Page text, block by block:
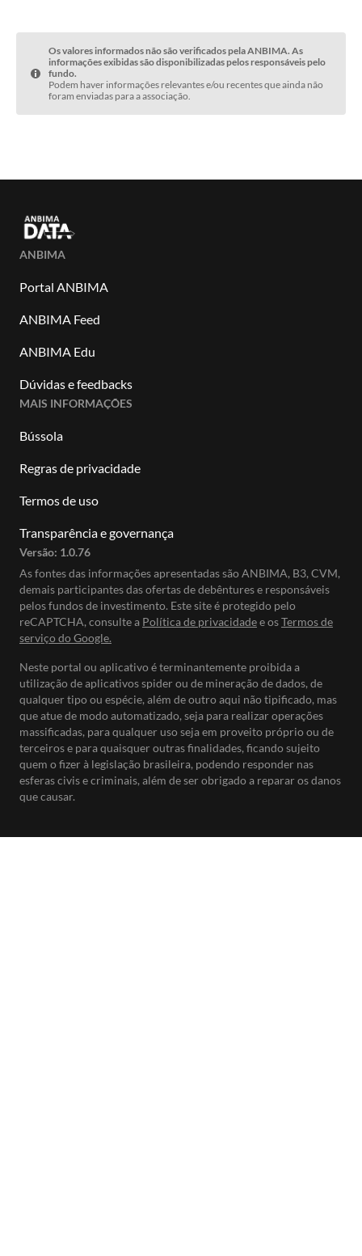
Os valores informados não são verificados pela ANBIMA. As
informações exibidas são disponibilizadas pelos responsáveis pelo
fundo.
Podem haver informações relevantes e/ou recentes que ainda não
foram enviadas para a associação.
ANBIMA
Portal ANBIMA
ANBIMA Feed
ANBIMA Edu
Dúvidas e feedbacks
MAIS INFORMAÇÕES
Bússola
Regras de privacidade
Termos de uso
Transparência e governança
Versão: 1.0.76
As fontes das informações apresentadas são ANBIMA, B3, CVM,
demais participantes das ofertas de debêntures e responsáveis
pelos fundos de investimento. Este site é protegido pelo
reCAPTCHA, consulte a Política de privacidadee osTermos de
serviço do Google.
Neste portal ou aplicativo é terminantemente proibida a
utilização de aplicativos spider ou de mineração de dados, de
qualquer tipo ou espécie, além de outro aqui não tipificado, mas
que atue de modo automatizado, seja para realizar operações
massificadas, para qualquer uso seja em proveito próprio ou de
terceiros e para quaisquer outras finalidades, ficando sujeito
quem o fizer à legislação brasileira, podendo responder nas
esferas civis e criminais, além de ser obrigado a reparar os danos
que causar.